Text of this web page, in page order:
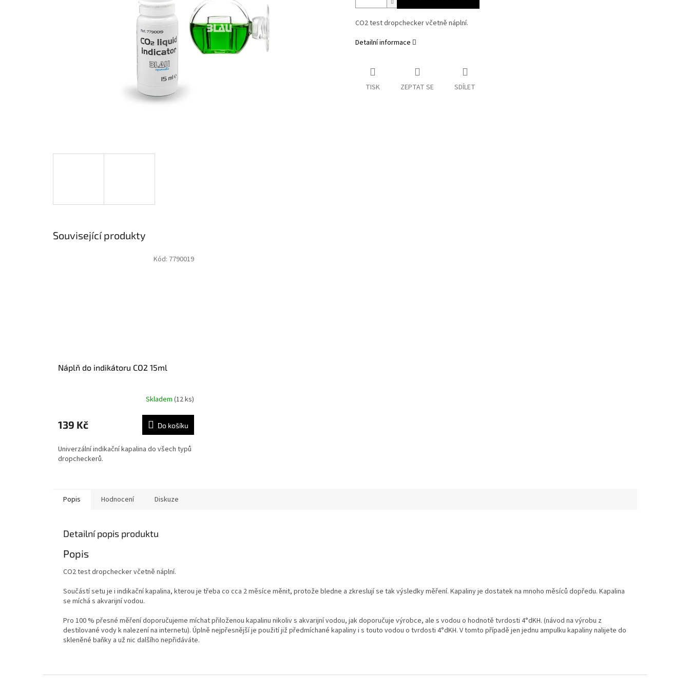
CO2 test dropchecker včetně náplní.
Detailní informace
TISK ZEPTAT SE SDÍLET
Související produkty
Náplň do indikátoru CO2 15ml
Skladem (12 ks)
139 Kč Do košíku
Univerzální indikační kapalina do všech typů
dropcheckerů.
Kód: 7790019
Popis Hodnocení Diskuze
Detailní popis produktu
Popis
CO2 test dropchecker včetně náplní.
Součástí setu je i indikační kapalina, kterou je třeba co cca 2 měsíce měnit, protože bledne a zkreslují se tak výsledky měření. Kapaliny je dostatek na mnoho měsíců dopředu. Kapalina
se míchá s akvarijní vodou.
Pro 100 % přesné měření doporučujeme míchat přiloženou kapalinu nikoliv s akvarijní vodou, jak doporučuje výrobce, ale s vodou o hodnotě tvrdosti 4°dKH. (návod na výrobu z
destilované vody k nalezení na internetu). Úplně nejpřesnější je použití již předmíchané kapaliny i s touto vodou o tvrdosti 4°dKH. V tomto případě jen jednu ampulku kapaliny nalijete do
skleněné baňky a už nic dalšího nepřidáváte.